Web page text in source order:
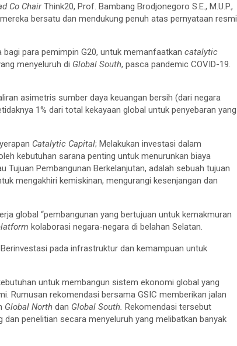
Co ChairThink20, Prof. Bambang Brodjonegoro S.E., M.U.P.,
bersatu dan mendukung penuh atas pernyataan resmi
para pemimpin G20, untuk memanfaatkancatalytic
menyeluruh di Global South, pasca pandemic COVID-19.
asimetris sumber daya keuangan bersih (dari negara
1% dari total kekayaan global untuk penyebaran yang
Catalytic Capital; Melakukan investasi dalam
kebutuhan sarana penting untuk menurunkan biaya
Tujuan Pembangunan Berkelanjutan, adalah sebuah tujuan
mengakhiri kemiskinan, mengurangi kesenjangan dan
global “pembangunan yang bertujuan untuk kemakmuran
kolaborasi negara-negara di belahan Selatan.
pada infrastruktur dan kemampuan untuk
untuk membangun sistem ekonomi global yang
Rumusan rekomendasi bersama GSIC memberikan jalan
Global Northdan Global South.Rekomendasi tersebut
penelitian secara menyeluruh yang melibatkan banyak